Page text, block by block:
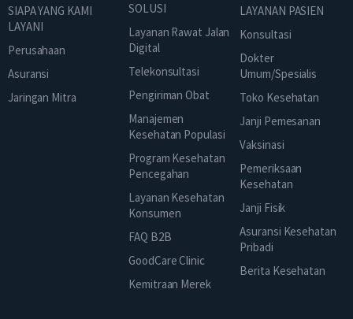
SIAPA YANG KAMI
LAYANI
Perusahaan
Asuransi
Jaringan Mitra
SOLUSI
Layanan Rawat Jalan
Digital
Telekonsultasi
Pengiriman Obat
Manajemen
Kesehatan Populasi
Program Kesehatan
Pencegahan
Layanan Kesehatan
Konsumen
FAQ B2B
GoodCare Clinic
Kemitraan Merek
LAYANAN PASIEN
Konsultasi
Dokter
Umum/Spesialis
Toko Kesehatan
Janji Pemesanan
Vaksinasi
Pemeriksaan
Kesehatan
Janji Fisik
Asuransi Kesehatan
Pribadi
Berita Kesehatan